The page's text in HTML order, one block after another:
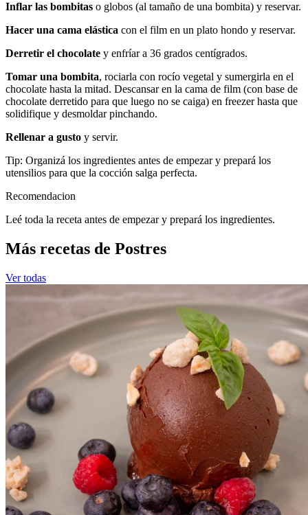
Inflar las bombitas o globos (al tamaño de una bombita) y reservar.
Hacer una cama elástica con el film en un plato hondo y reservar.
Derretir el chocolate y enfríar a 36 grados centígrados.
Tomar una bombita, rociarla con rocío vegetal y sumergirla en el
chocolate hasta la mitad. Descansar en la cama de film (con base de
chocolate derretido para que luego no se caiga) en freezer hasta que
solidifique y desmoldar pinchando.
Rellenar a gusto y servir.
Tip: Organizá los ingredientes antes de empezar y prepará los
utensilios para que la cocción salga perfecta.
Recomendacion
Leé toda la receta antes de empezar y prepará los ingredientes.
Más recetas de Postres
Ver todas